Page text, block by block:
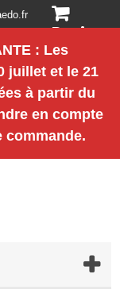
Panier
(vide)
: Les
juillet et le 21
à partir du
en compte
commande.